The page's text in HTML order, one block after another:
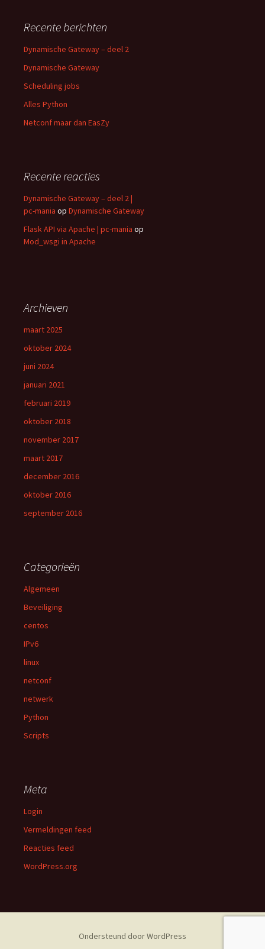
Recente berichten
Dynamische Gateway – deel 2
Dynamische Gateway
Scheduling jobs
Alles Python
Netconf maar dan EasZy
Recente reacties
Dynamische Gateway – deel 2 |
pc-mania op Dynamische Gateway
Flask API via Apache | pc-mania op
Mod_wsgi in Apache
Archieven
maart 2025
oktober 2024
juni 2024
januari 2021
februari 2019
oktober 2018
november 2017
maart 2017
december 2016
oktober 2016
september 2016
Categorieën
Algemeen
Beveiliging
centos
IPv6
linux
netconf
netwerk
Python
Scripts
Meta
Login
Vermeldingen feed
Reacties feed
WordPress.org
Ondersteund door WordPress